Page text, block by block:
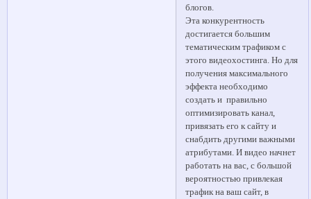
блогов.
Эта конкурентность
достигается большим
тематическим трафиком с
этого видеохостинга. Но для
получения максимального
эффекта необходимо
создать и правильно
оптимизировать канал,
привязать его к сайту и
снабдить другими важными
атрибутами. И видео начнет
работать на вас, c большой
вероятностью привлекая
трафик на ваш сайт, в